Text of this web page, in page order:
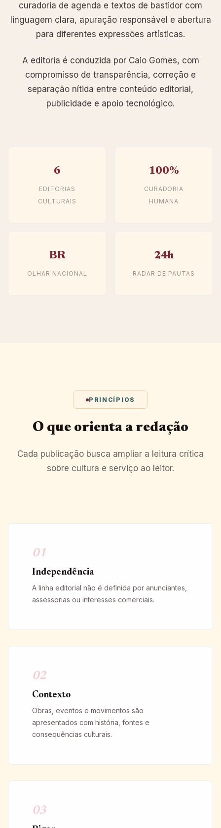
curadoria de agenda e textos de bastidor com
linguagem clara, apuração responsável e abertura
para diferentes expressões artísticas.
A editoria é conduzida por Caio Gomes, com
compromisso de transparência, correção e
separação nítida entre conteúdo editorial,
publicidade e apoio tecnológico.
6
EDITORIAS
CULTURAIS
100%
CURADORIA
HUMANA
BR
OLHAR NACIONAL
24h
RADAR DE PAUTAS
PRINCÍPIOS
O que orienta a redação
Cada publicação busca ampliar a leitura crítica
sobre cultura e serviço ao leitor.
01
Independência
A linha editorial não é definida por anunciantes,
assessorias ou interesses comerciais.
02
Contexto
Obras, eventos e movimentos são
apresentados com história, fontes e
consequências culturais.
03